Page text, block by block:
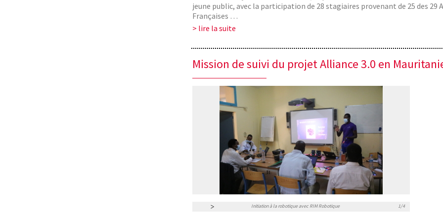
jeune public, avec la participation de 28 stagiaires provenant de 25 des 29
Françaises …
> lire la suite
Mission de suivi du projet Alliance 3.0 en
Initiation à la robotique avec RIM Robotique 1/4